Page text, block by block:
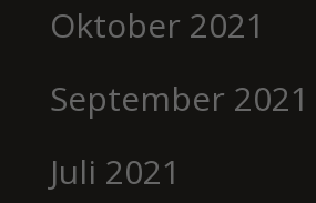
Oktober 2021
September 2021
Juli 2021